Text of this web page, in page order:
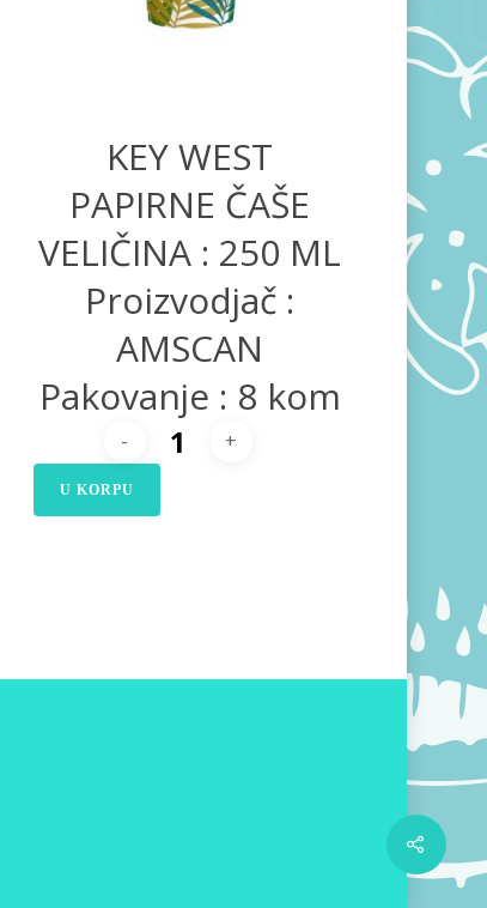
KEY WEST
PAPIRNE ČAŠE
VELIČINA : 250 ML
Proizvodjač :
AMSCAN
Pakovanje : 8 kom
U KORPU